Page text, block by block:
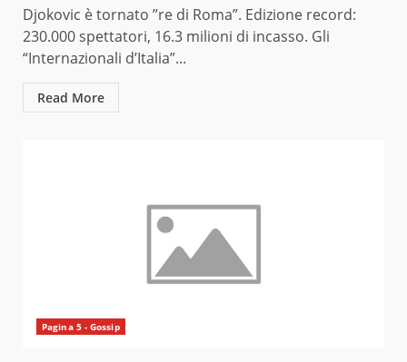
Djokovic è tornato ”re di Roma”. Edizione record:
230.000 spettatori, 16.3 milioni di incasso. Gli
“Internazionali d’Italia”...
Read More
Pagina 5 - Gossip